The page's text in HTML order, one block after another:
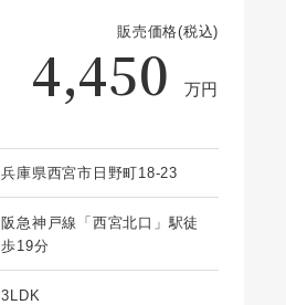
販売価格(税込)
4,450 万円
兵庫県西宮市日野町18-23
阪急神戸線「西宮北口」駅徒
歩19分
3LDK